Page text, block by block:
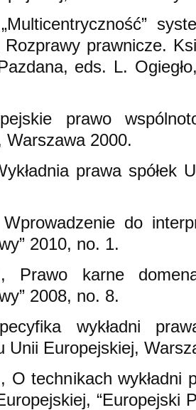
prawnicze.
eds. L.
prawo
2000.
prawa spółek
do
2010, no. 1.
Prawo karne
2008, no. 8.
wykładni
Unii Europejskiej,
O technikach wykładni
“Europejski